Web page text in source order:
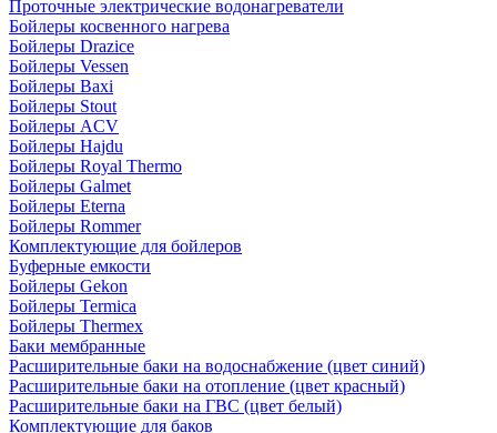
Проточные электрические водонагреватели
Бойлеры косвенного нагрева
Бойлеры Drazice
Бойлеры Vessen
Бойлеры Baxi
Бойлеры Stout
Бойлеры ACV
Бойлеры Hajdu
Бойлеры Royal Thermo
Бойлеры Galmet
Бойлеры Eterna
Бойлеры Rommer
Комплектующие для бойлеров
Буферные емкости
Бойлеры Gekon
Бойлеры Termica
Бойлеры Thermex
Баки мембранные
Расширительные баки на водоснабжение (цвет синий)
Расширительные баки на отопление (цвет красный)
Расширительные баки на ГВС (цвет белый)
Комплектующие для баков